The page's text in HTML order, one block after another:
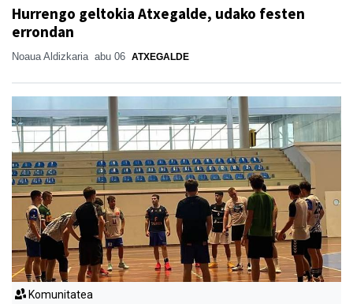
Hurrengo geltokia Atxegalde, udako festen
errondan
Noaua Aldizkaria abu 06 ATXEGALDE
Komunitatea